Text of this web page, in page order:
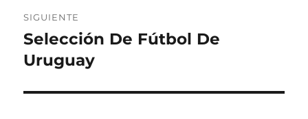
SIGUIENTE
Entrada
siguiente:
Selección De Fútbol De
Uruguay